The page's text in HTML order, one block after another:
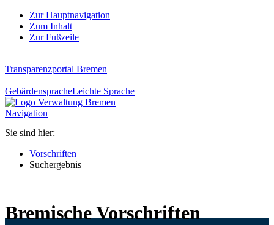
Zur Hauptnavigation
Zum Inhalt
Zur Fußzeile
Transparenzportal Bremen
GebärdenspracheLeichte Sprache
Navigation
Sie sind hier:
Vorschriften
Suchergebnis
Bremische Vorschriften